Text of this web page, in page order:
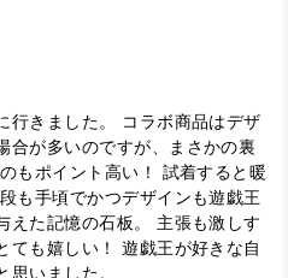
行きました。 コラボ商品はデザ
合が多いのですが、まさかの裏
もポイント高い！ 試着すると暖
も手頃でかつデザインも遊戯王
えた記憶の石板。 主張も激しす
ても嬉しい！ 遊戯王が好きな自